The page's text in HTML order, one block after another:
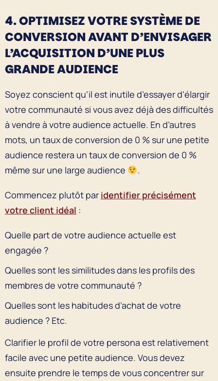
4. OPTIMISEZ VOTRE SYSTÈME DE
CONVERSION AVANT D’ENVISAGER
L’ACQUISITION D’UNE PLUS
GRANDE AUDIENCE
Soyez conscient qu’il est inutile d’essayer d’élargir
votre communauté si vous avez déjà des difficultés
à vendre à votre audience actuelle. En d’autres
mots, un taux de conversion de 0 % sur une petite
audience restera un taux de conversion de 0 %
même sur une large audience
.
Commencez plutôt par identifier précisément
votre client idéal :
Quelle part de votre audience actuelle est
engagée ?
Quelles sont les similitudes dans les profils des
membres de votre communauté ?
Quelles sont les habitudes d’achat de votre
audience ? Etc.
Clarifier le profil de votre persona est relativement
facile avec une petite audience. Vous devez
ensuite prendre le temps de vous concentrer sur